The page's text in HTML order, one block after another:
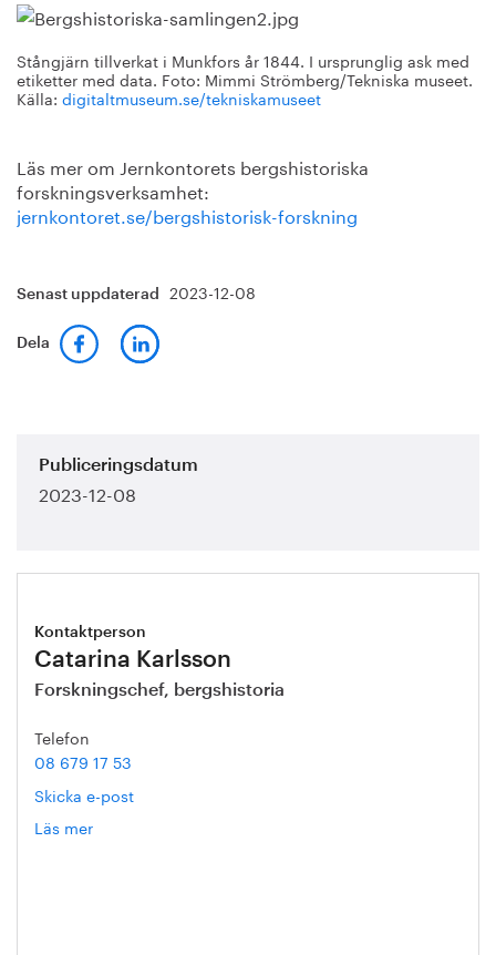
Stångjärn tillverkat i Munkfors år 1844. I ursprunglig ask med
etiketter med data. Foto: Mimmi Strömberg/Tekniska museet.
Källa: digitaltmuseum.se/tekniskamuseet
Läs mer om Jernkontorets bergshistoriska
forskningsverksamhet:
jernkontoret.se/bergshistorisk-forskning
Senast uppdaterad 2023-12-08
Dela
Publiceringsdatum
2023-12-08
Kontaktperson
Catarina Karlsson
Forskningschef, bergshistoria
Telefon
08 679 17 53
Skicka e-post
Läs mer